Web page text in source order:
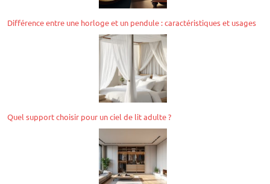
Différence entre une horloge et un pendule : caractéristiques et usages
Quel support choisir pour un ciel de lit adulte ?